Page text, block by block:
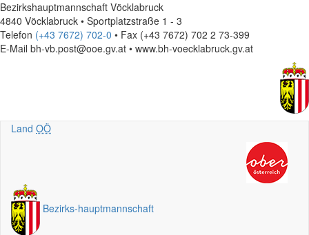
Bezirkshauptmannschaft Vöcklabruck
4840 Vöcklabruck • Sportplatzstraße 1 - 3
Telefon (+43 7672) 702-0 • Fax (+43 7672) 702 2 73-399
E-Mail bh-vb.post@ooe.gv.at • www.bh-voecklabruck.gv.at
Land OÖ
Bezirks-hauptmannschaft